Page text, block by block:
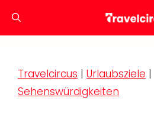
Inhalt
Travelcircus | Urlaubsziele |
Sehenswürdigkeiten